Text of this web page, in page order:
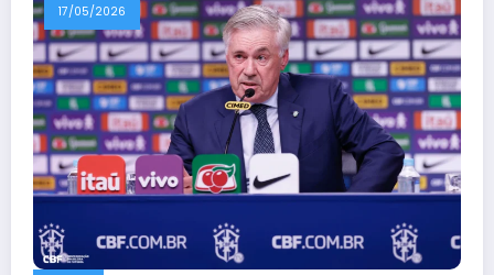
17/05/2026